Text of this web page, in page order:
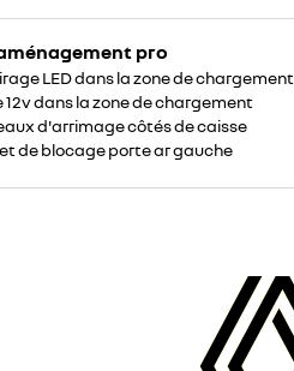
pro
LED dans la zone de chargement
12v dans la zone de chargement
d'arrimage côtés de caisse
de blocage porte ar gauche